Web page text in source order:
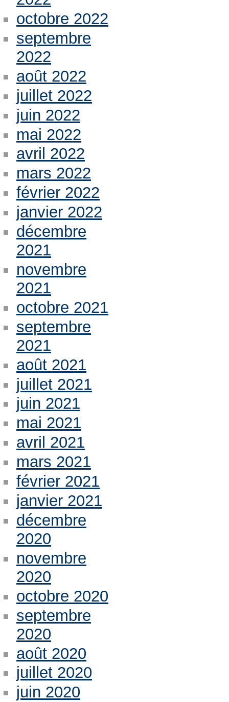
octobre 2022
septembre
2022
août 2022
juillet 2022
juin 2022
mai 2022
avril 2022
mars 2022
février 2022
janvier 2022
décembre
2021
novembre
2021
octobre 2021
septembre
2021
août 2021
juillet 2021
juin 2021
mai 2021
avril 2021
mars 2021
février 2021
janvier 2021
décembre
2020
novembre
2020
octobre 2020
septembre
2020
août 2020
juillet 2020
juin 2020